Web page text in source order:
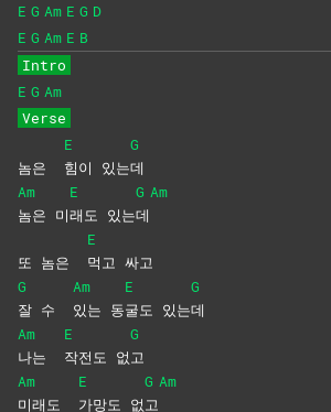
E G Am E G D
E G Am E B
Intro
E G Am
Verse
놈은
E
힘이 있는
G
데
Am
놈은 미
E
래도 있는
G
데
Am
또 놈은
E
먹고 싸고
G
잘 수
Am
있는 동
E
굴도 있는
G
데
Am
나는
E
작전도 없
G
고
Am
미래도
E
가망도 없
G
고
Am